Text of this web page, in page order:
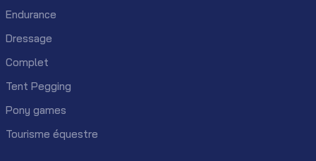
Endurance
Dressage
Complet
Tent Pegging
Pony games
Tourisme équestre